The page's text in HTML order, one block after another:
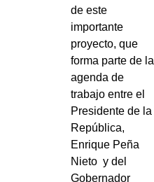
de este
importante
proyecto, que
forma parte de la
agenda de
trabajo entre el
Presidente de la
República,
Enrique Peña
Nieto y del
Gobernador